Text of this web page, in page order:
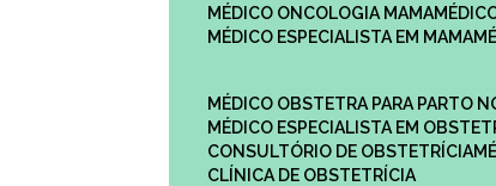
MÉDICO ONCOLOGIA MAMA
MÉDICO ESPECIALISTA EM MAMA
MÉDICO OBSTETRA PARA PARTO
MÉDICO ESPECIALISTA EM
CONSULTÓRIO DE OBSTETRÍCIA
CLÍNICA DE OBSTETRÍCIA